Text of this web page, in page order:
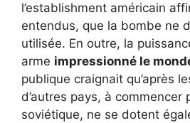
l’establishment américain
entendus, que la bombe ne
utilisée. En outre, la
arme impressionné le
publique craignait qu’après
d’autres pays, à commencer
soviétique, ne se dotent